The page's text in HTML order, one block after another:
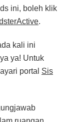
ini, boleh klik
.
kali ini
ya! Untuk
portal Sis